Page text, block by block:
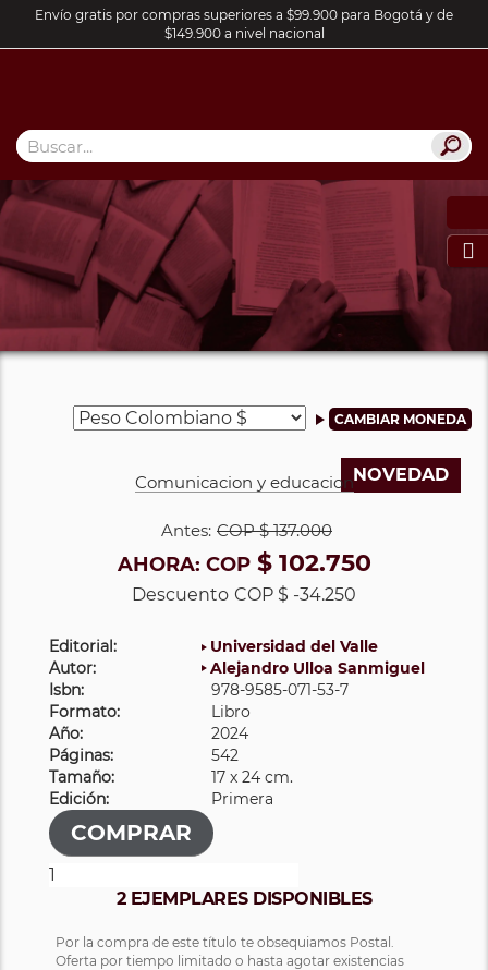
Envío gratis por compras superiores a $99.900 para Bogotá y de
$149.900 a nivel nacional

NOVEDAD
Comunicacion y educacion
Antes: COP$ 137.000
AHORA: COP$ 102.750
Descuento COP $ -34.250
Editorial:
Universidad del Valle
Autor:
Alejandro Ulloa Sanmiguel
Isbn:
978-9585-071-53-7
Formato:
Libro
Año:
2024
Páginas:
542
Tamaño:
17 x 24 cm.
Edición:
Primera
2 EJEMPLARES DISPONIBLES
Por la compra de este título te obsequiamos Postal.
Oferta por tiempo limitado o hasta agotar existencias